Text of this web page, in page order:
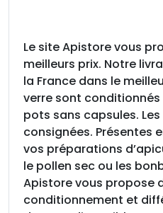
Le site Apistore vous
meilleurs prix. Notre
la France dans le
verre sont conditionnés
pots sans capsules.
consignées. Présentes
vos préparations
le pollen sec ou les
Apistore vous propose
conditionnement et